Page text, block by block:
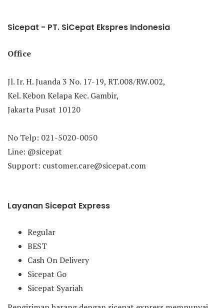
Sicepat - PT. SiCepat Ekspres Indonesia
Office
Jl. Ir. H. Juanda 3 No. 17-19, RT.008/RW.002,
Kel. Kebon Kelapa Kec. Gambir,
Jakarta Pusat 10120
No Telp: 021-5020-0050
Line: @sicepat
Support: customer.care@sicepat.com
Layanan Sicepat Express
Regular
BEST
Cash On Delivery
Sicepat Go
Sicepat Syariah